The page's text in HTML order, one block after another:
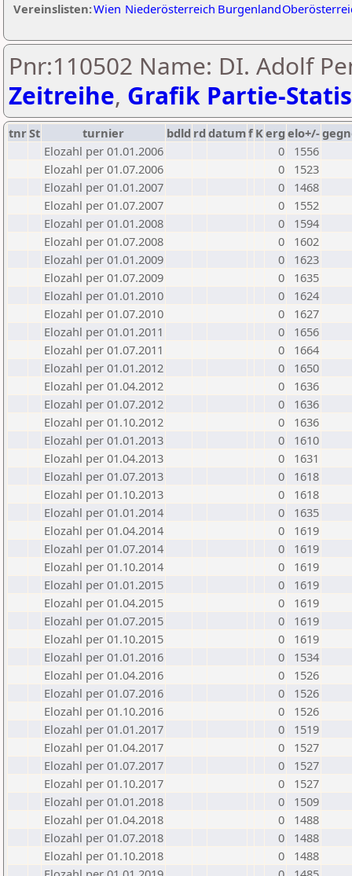
Vereinslisten:Wien Niederösterreich Burgenland
Pnr:110502 Name: DI. Adolf
Zeitreihe, Grafik Partie-
tnrSt turnier bdld rd datumf Kerg elo+/-
Elozahl per 01.01.2006
0
1556
Elozahl per 01.07.2006
0
1523
Elozahl per 01.01.2007
0
1468
Elozahl per 01.07.2007
0
1552
Elozahl per 01.01.2008
0
1594
Elozahl per 01.07.2008
0
1602
Elozahl per 01.01.2009
0
1623
Elozahl per 01.07.2009
0
1635
Elozahl per 01.01.2010
0
1624
Elozahl per 01.07.2010
0
1627
Elozahl per 01.01.2011
0
1656
Elozahl per 01.07.2011
0
1664
Elozahl per 01.01.2012
0
1650
Elozahl per 01.04.2012
0
1636
Elozahl per 01.07.2012
0
1636
Elozahl per 01.10.2012
0
1636
Elozahl per 01.01.2013
0
1610
Elozahl per 01.04.2013
0
1631
Elozahl per 01.07.2013
0
1618
Elozahl per 01.10.2013
0
1618
Elozahl per 01.01.2014
0
1635
Elozahl per 01.04.2014
0
1619
Elozahl per 01.07.2014
0
1619
Elozahl per 01.10.2014
0
1619
Elozahl per 01.01.2015
0
1619
Elozahl per 01.04.2015
0
1619
Elozahl per 01.07.2015
0
1619
Elozahl per 01.10.2015
0
1619
Elozahl per 01.01.2016
0
1534
Elozahl per 01.04.2016
0
1526
Elozahl per 01.07.2016
0
1526
Elozahl per 01.10.2016
0
1526
Elozahl per 01.01.2017
0
1519
Elozahl per 01.04.2017
0
1527
Elozahl per 01.07.2017
0
1527
Elozahl per 01.10.2017
0
1527
Elozahl per 01.01.2018
0
1509
Elozahl per 01.04.2018
0
1488
Elozahl per 01.07.2018
0
1488
Elozahl per 01.10.2018
0
1488